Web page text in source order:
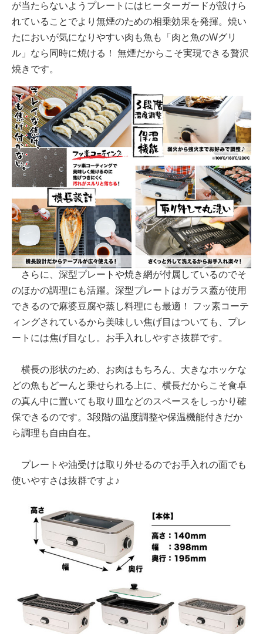
が当たらないようプレートにはヒーターガードが設けら
れていることでより無煙のための相乗効果を発揮。焼い
たにおいが気になりやすい肉も魚も「肉と魚のWグリ
ル」なら同時に焼ける！ 無煙だからこそ実現できる贅沢
焼きです。
さらに、深型プレートや焼き網が付属しているのでそ
のほかの調理にも活躍。深型プレートはガラス蓋が使用
できるので麻婆豆腐や蒸し料理にも最適！ フッ素コーテ
ィングされているから美味しい焦げ目はついても、プレ
ートには焦げ目なし。お手入れしやすさ抜群です。
横長の形状のため、お肉はもちろん、大きなホッケな
どの魚もどーんと乗せられる上に、横長だからこそ食卓
の真ん中に置いても取り皿などのスペースをしっかり確
保できるのです。3段階の温度調整や保温機能付きだか
ら調理も自由自在。
プレートや油受けは取り外せるのでお手入れの面でも
使いやすさは抜群ですよ♪